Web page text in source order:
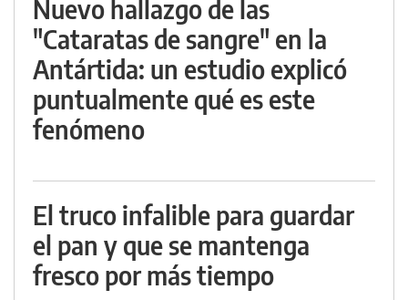
Nuevo hallazgo de las
"Cataratas de sangre" en la
Antártida: un estudio explicó
puntualmente qué es este
fenómeno
El truco infalible para guardar
el pan y que se mantenga
fresco por más tiempo